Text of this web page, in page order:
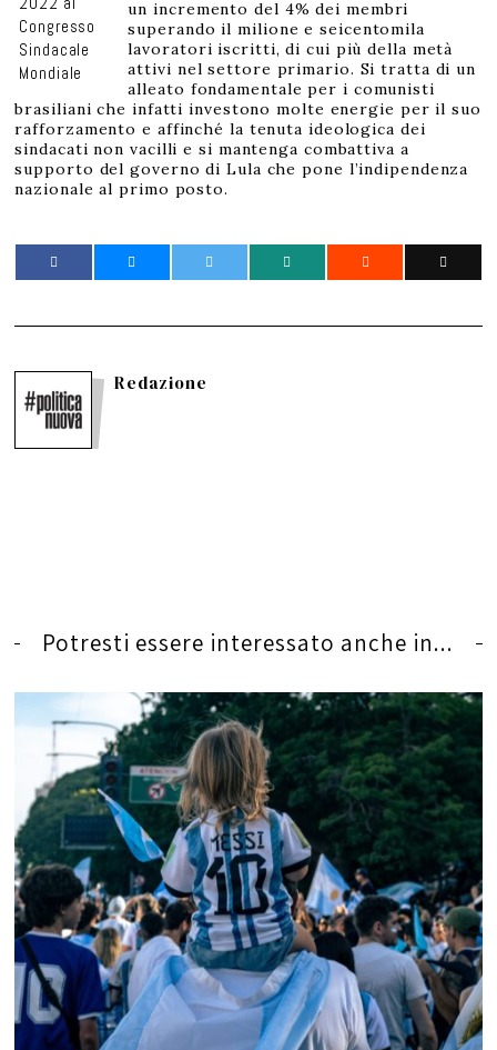
Congresso
Sindacale
Mondiale
un incremento del 4% dei membri
superando il milione e seicentomila
lavoratori iscritti, di cui più della metà
attivi nel settore primario. Si tratta di un
alleato fondamentale per i comunisti
brasiliani che infatti investono molte energie per il suo
rafforzamento e affinché la tenuta ideologica dei
sindacati non vacilli e si mantenga combattiva a
supporto del governo di Lula che pone l’indipendenza
nazionale al primo posto.
Redazione
Potresti essere interessato anche in...